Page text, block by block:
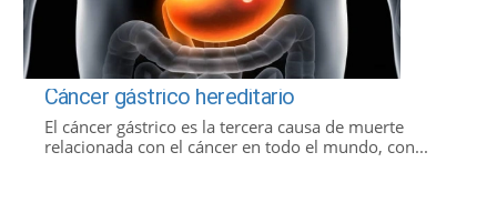
Cáncer gástrico hereditario
El cáncer gástrico es la tercera causa de muerte
relacionada con el cáncer en todo el mundo, con...